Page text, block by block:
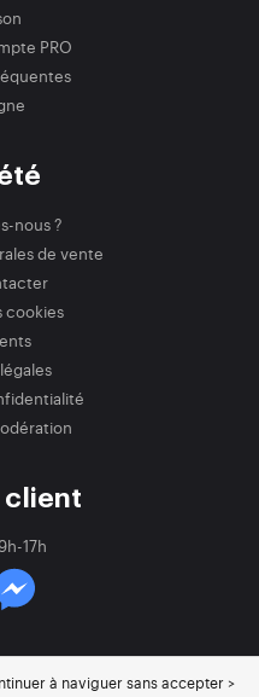
PRO
nous ?
de vente
cookies
client
17h
à naviguer sans accepter >